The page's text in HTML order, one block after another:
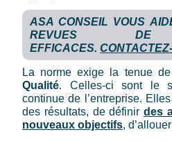
ASA CONSEIL VOUS
REVUES DE
EFFICACES.
La norme exige la tenue de
Qualité. Celles-ci sont le
continue de l’entreprise.
des résultats, de définir des
nouveaux objectifs,